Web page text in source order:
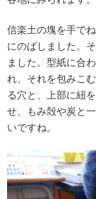
信楽土の塊を手で
にのばしました。
ました。型紙に合
れ、それを包みこ
る穴と、上部に紐
せ、もみ殻や炭と
いですね。